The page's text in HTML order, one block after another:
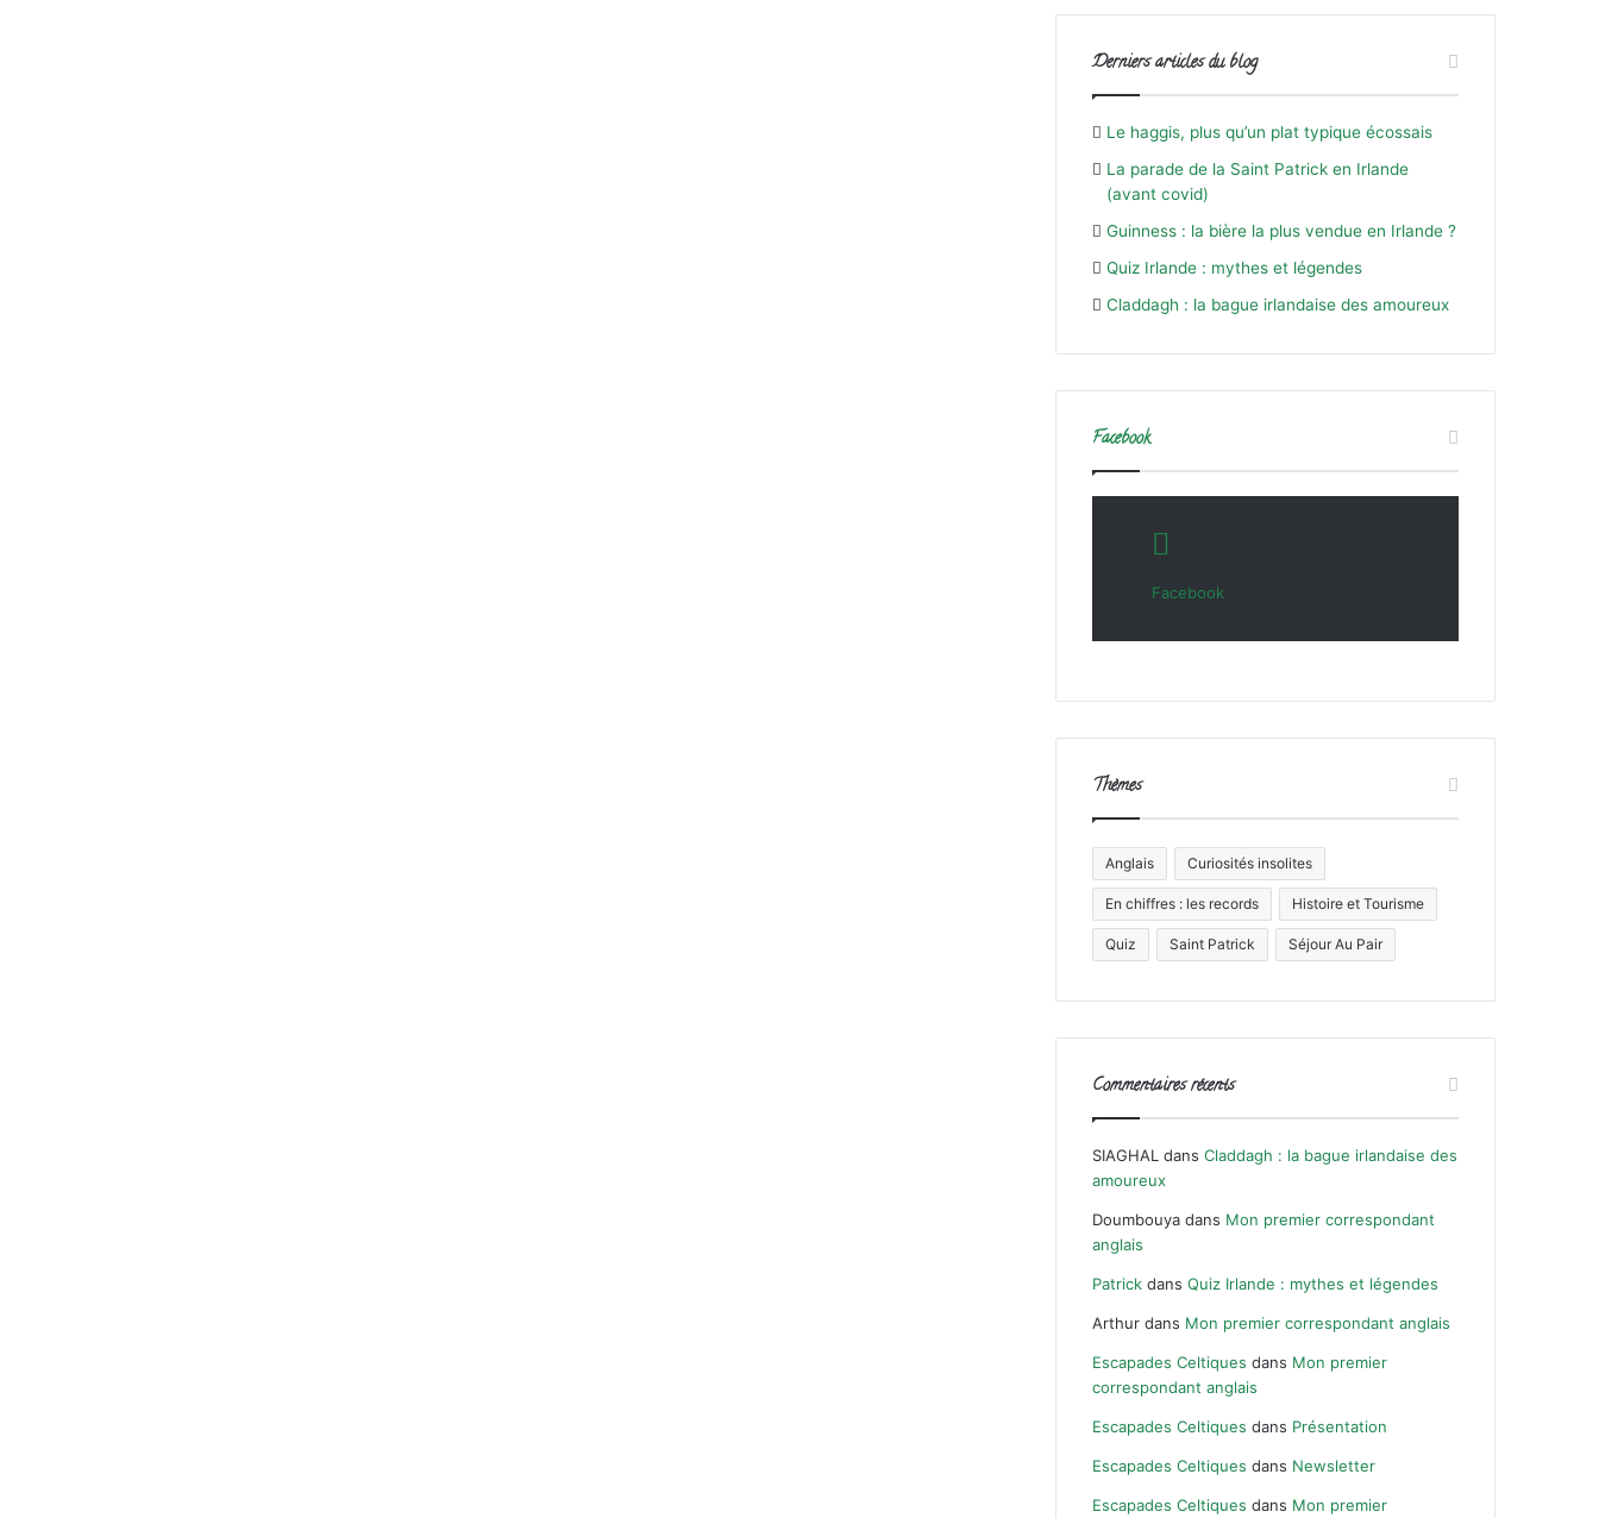
Derniers articles du blog
Le haggis, plus qu’un plat typique écossais
La parade de la Saint Patrick en Irlande
(avant covid)
Guinness : la bière la plus vendue en Irlande ?
Quiz Irlande : mythes et légendes
Claddagh : la bague irlandaise des amoureux
Facebook
Facebook
Thèmes
Anglais Curiosités insolites
En chiffres : les records Histoire et Tourisme
Quiz Saint Patrick Séjour Au Pair
Commentaires récents
SIAGHAL dansCladdagh : la bague irlandaise des
amoureux
Doumbouya dans Mon premier correspondant
anglais
Patrick dansQuiz Irlande : mythes et légendes
Arthur dans Mon premier correspondant anglais
Escapades Celtiques dans Mon premier
correspondant anglais
Escapades Celtiques dans Présentation
Escapades Celtiques dans Newsletter
Escapades Celtiques dans Mon premier